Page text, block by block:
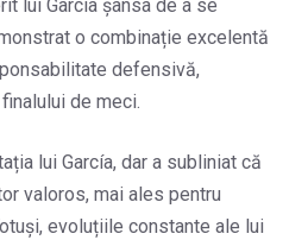
lui García șansa de a se
o combinație excelentă
defensivă,
de meci.
lui García, dar a subliniat că
valoros, mai ales pentru
evoluțiile constante ale lui